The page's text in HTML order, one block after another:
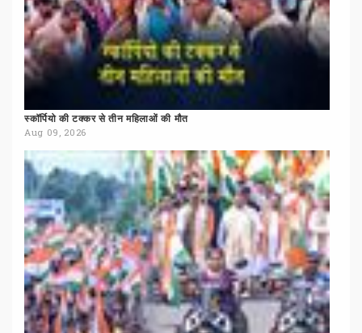
स्कॉर्पियो की टक्कर से तीन महिलाओं की मौत
Aug 09, 2026